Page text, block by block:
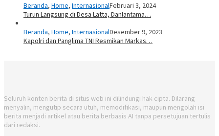
Beranda, Home, InternasionalFebruari 3, 2024
Turun Langsung di Desa Latta, Danlantama…
Beranda, Home, InternasionalDesember 9, 2023
Kapolri dan Panglima TNI Resmikan Markas…
Seluruh konten berita di situs web ini dilindungi hak cipta. Dilarang
menyalin, mengutip secara utuh, memodifikasi, maupun mengolah isi
berita menjadi artikel atau berita berbasis AI tanpa persetujuan tertulis
dari redaksi.